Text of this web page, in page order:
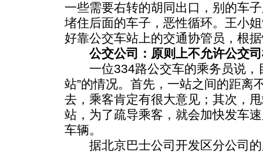
一些需要右转的胡同出口，别的车
堵住后面的车子，恶性循环。王小
好靠公交车站上的交通协管员，根
公交公司：原则上不允许公交
一位334路公交车的乘务员说，
站”的情况。首先，一站之间的距离
去，乘客肯定有很大意见；其次，
站，为了疏导乘客，就会加快发车
车辆。
据北京巴士公司开发区分公司的